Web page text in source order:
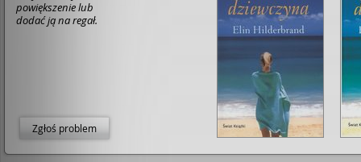
powiększenie lub
dodać ją na regał.
Zgłoś problem